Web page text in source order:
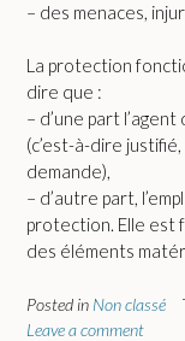
– des menaces,
La protection
dire que :
– d’une part
(c’est-à-dire
demande),
– d’autre part,
protection. Elle est
des éléments
Posted in Non classé
Leave a comment